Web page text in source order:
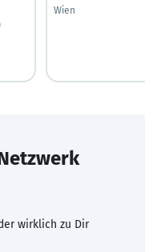
Wien
wirklich zu Dir